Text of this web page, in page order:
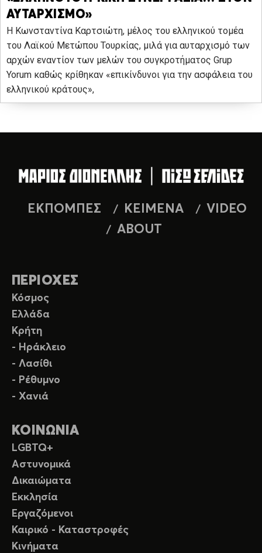
ΑΥΤΑΡΧΙΣΜΟ»
Η Κωνσταντίνα Καρτσιώτη, μέλος του ελληνικού τομέα
του Λαϊκού Μετώπου Τουρκίας, μιλά για αυταρχισμό των
αρχών εναντίον των μελών του συγκρoτήματος Grup
Yorum καθώς κρίθηκαν «επικίνδυνοι για την ασφάλεια του
ελληνικού κράτους»,
ΕΚΠΟΜΠΕΣ ΚΕΙΜΕΝΑ
VIDEO
ABOUT
ΠΕΡΙΟΧΕΣ
Κόσμος
Ελλάδα
Κρήτη
- Ηράκλειο
- Λασίθι
- Ρέθυμνο
- Χανιά
ΚΟΙΝΩΝΙΑ
LGBTQ+
Αστυνομικά
Δικαιώματα
Εκκλησία
Εργαζόμενοι
Καιρικό - Καταστροφές
Κινήματα